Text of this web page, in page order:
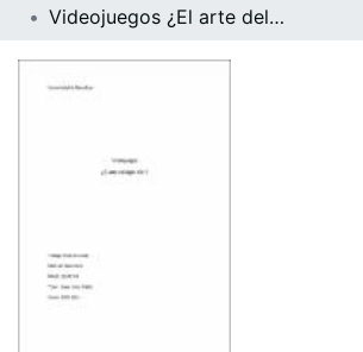
Com publicar
Videojuegos ¿El arte del siglo XXI?